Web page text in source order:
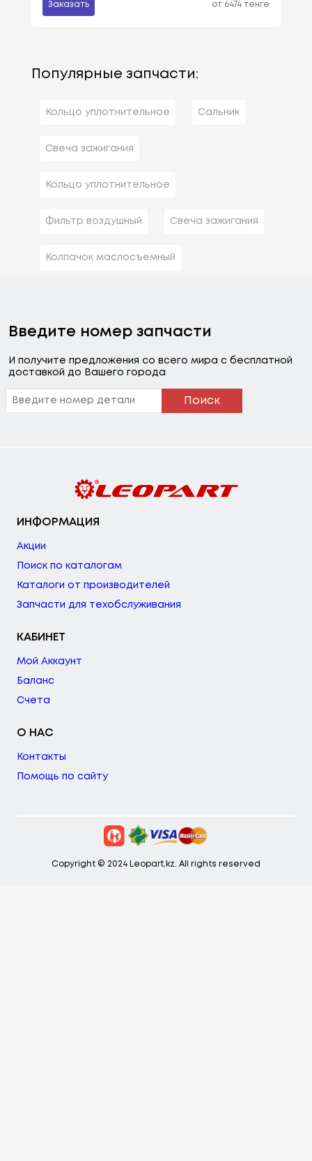
Заказать от 6474 тенге
Популярные запчасти:
Кольцо уплотнительное Сальник
Свеча зажигания
Кольцо уплотнительное
Фильтр воздушный Свеча зажигания
Колпачок маслосъемный
Введите номер запчасти
И получите предложения со всего мира с бесплатной
доставкой до Вашего города
Поиск
ИНФОРМАЦИЯ
Акции
Поиск по каталогам
Каталоги от производителей
Запчасти для техобслуживания
КАБИНЕТ
Мой Аккаунт
Баланс
Счета
О НАС
Контакты
Помощь по сайту
Copyright © 2024 Leopart.kz. All rights reserved